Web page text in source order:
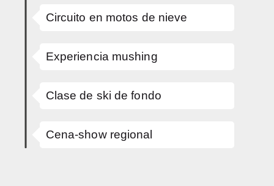
Circuito en motos de nieve
Experiencia mushing
Clase de ski de fondo
Cena-show regional